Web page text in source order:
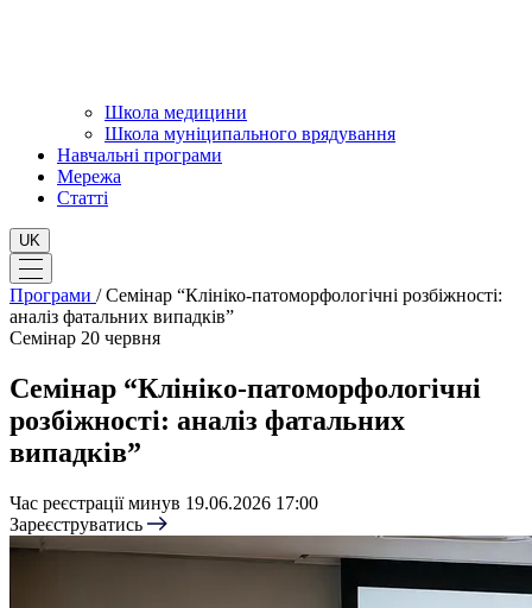
Школа медицини
Школа муніципального врядування
Навчальні програми
Мережа
Статті
UK
Програми / Семінар “Клініко-патоморфологічні розбіжності:
аналіз фатальних випадків”
Семінар 20 червня
Семінар “Клініко-патоморфологічні
розбіжності: аналіз фатальних
випадків”
Час реєстрації минув 19.06.2026 17:00
Зареєструватись